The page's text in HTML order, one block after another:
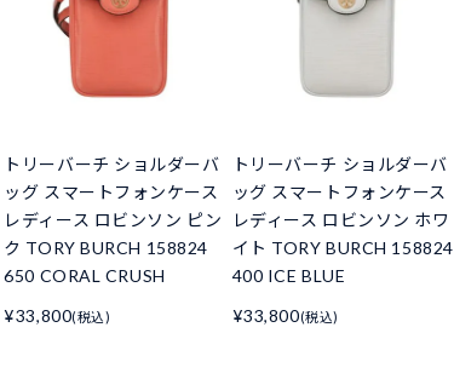
トリーバーチ ショルダーバ
ッグ スマートフォンケース
レディース ロビンソン ピン
ク TORY BURCH 158824
650 CORAL CRUSH
¥33,800(税込)
トリーバーチ ショルダーバ
ッグ スマートフォンケース
レディース ロビンソン ホワ
イト TORY BURCH 158824
400 ICE BLUE
¥33,800(税込)